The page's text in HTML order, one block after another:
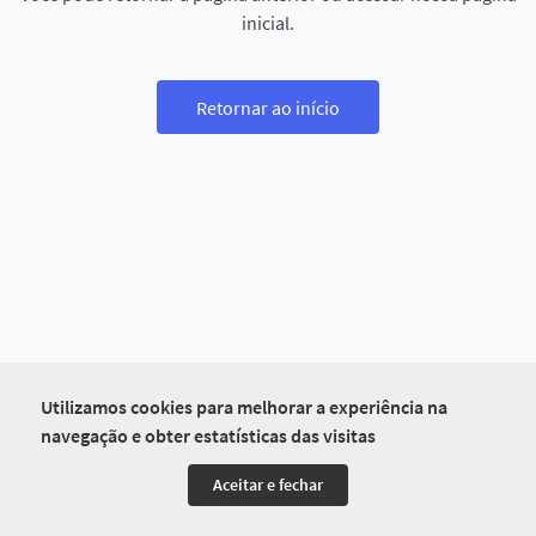
Utilizamos cookies para melhorar a experiência na
navegação e obter estatísticas das visitas
Aceitar e fechar
inicial.
Retornar ao início